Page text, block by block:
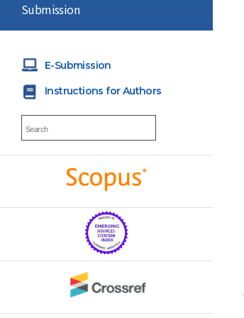
Submission
E-Submission
Instructions for Authors